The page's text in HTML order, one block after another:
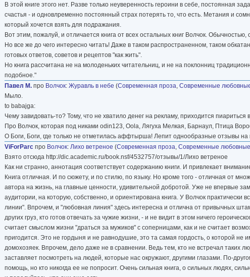
В этой книге этого нет. Разве только неуверенность героини в себе, постоянная
счастья - и одновлременно постоянный страх потерять то, что есть. Метания и
который хочется взять для подражания.
Вот этим, пожалуй, и отличается книга от всех остальных книг Волчок.
Но все же до чего интересно читать! Даже в таком распространенном, таком
готовых ответов, советов и рецептов "как жить".
Но книга рассчитана не на молоденьких читательниц, и не на поклонниц
подобное."
Павел М. про Волчок: Журавль в небе (Современная проза, Современные
Мыло.
to babajga:
Чему завидовать-то? Тому, что не хватило денег на рекламу, приходится пиариться
Про Волчок, которая под никами odin123, Oola, Лягуха Мелкая, Барнаул, Птица
О Боги, Боги, где только не отметилась аффтырша! Лепит однообразные отзывы на
ViForParc про Волчок: Лихо ветреное (Современная проза, Современные
Взято отсюда http://dic.academic.ru/book.nsf/4532757/отзывы/1/Лихо ветреное
Как ни странно, аннотация соответствует содержанию книги. И привлекает
Книга отличная. И по сюжету, и по стилю, по языку. Но кроме того - отличная от
автора на жизнь, на главные ценности, удивительной добротой. Уже не впервые
аудитории, на которую, собственно, и ориентирована книга. У Волчок практически
линии". Впрочем, и "любовная линия" здесь интересна и отлична от привычных
других груз, кто готов отвечать за чужие жизни, - и не видит в этом ничего
считает смыслом жизни "драться за мужиков" с соперницами, как и не считает
пригодится. Это не гордыня и не равнодушие, это та самая гордость, о которой
домохозяек. Впрочем, дело даже не в сравнении. Ведь тем, кто не встречал таких
заставляет посмотреть на людей, которые нас окружают, другими глазами. По-
помощь, но кто никогда ее не попросит. Очень сильная книга, о сильных людях,